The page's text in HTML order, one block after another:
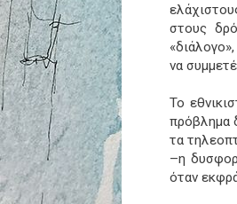
στους
να
Το
πρόβλημα
τα
–η
όταν